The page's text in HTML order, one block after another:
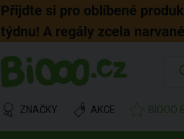
Přijdte si pro oblíbené
týdnu! A regály zcela
ZNAČKY AKCE BIOOO